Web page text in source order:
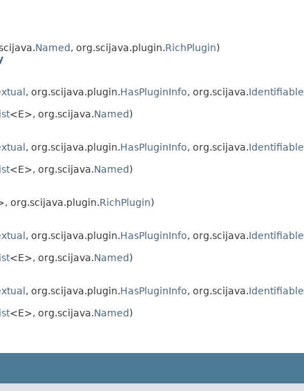
Named, org.scijava.plugin.RichPlugin)
, org.scijava.plugin.HasPluginInfo, org.scijava.Identifiable
<E>, org.scijava.Named)
, org.scijava.plugin.HasPluginInfo, org.scijava.Identifiable
<E>, org.scijava.Named)
org.scijava.plugin.RichPlugin)
, org.scijava.plugin.HasPluginInfo, org.scijava.Identifiable
<E>, org.scijava.Named)
, org.scijava.plugin.HasPluginInfo, org.scijava.Identifiable
<E>, org.scijava.Named)